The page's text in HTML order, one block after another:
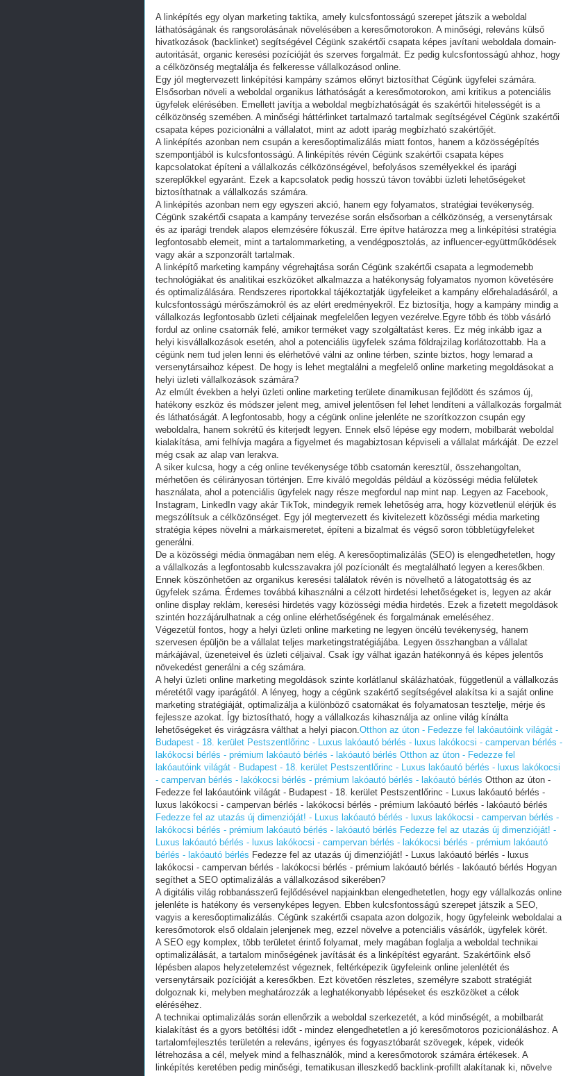
A linképítés egy olyan marketing taktika, amely kulcsfontosságú szerepet játszik a weboldal
láthatóságának és rangsorolásának növelésében a keresőmotorokon. A minőségi, releváns külső
hivatkozások (backlinket) segítségével Cégünk szakértői csapata képes javítani weboldala domain-
autoritását, organic keresési pozícióját és szerves forgalmát. Ez pedig kulcsfontosságú ahhoz, hogy
a célközönség megtalálja és felkeresse vállalkozásod online.
Egy jól megtervezett linképítési kampány számos előnyt biztosíthat Cégünk ügyfelei számára.
Elsősorban növeli a weboldal organikus láthatóságát a keresőmotorokon, ami kritikus a potenciális
ügyfelek elérésében. Emellett javítja a weboldal megbízhatóságát és szakértői hitelességét is a
célközönség szemében. A minőségi háttérlinket tartalmazó tartalmak segítségével Cégünk szakértői
csapata képes pozicionálni a vállalatot, mint az adott iparág megbízható szakértőjét.
A linképítés azonban nem csupán a keresőoptimalizálás miatt fontos, hanem a közösségépítés
szempontjából is kulcsfontosságú. A linképítés révén Cégünk szakértői csapata képes
kapcsolatokat építeni a vállalkozás célközönségével, befolyásos személyekkel és iparági
szereplőkkel egyaránt. Ezek a kapcsolatok pedig hosszú távon további üzleti lehetőségeket
biztosíthatnak a vállalkozás számára.
A linképítés azonban nem egy egyszeri akció, hanem egy folyamatos, stratégiai tevékenység.
Cégünk szakértői csapata a kampány tervezése során elsősorban a célközönség, a versenytársak
és az iparági trendek alapos elemzésére fókuszál. Erre építve határozza meg a linképítési stratégia
legfontosabb elemeit, mint a tartalommarketing, a vendégposztolás, az influencer-együttműködések
vagy akár a szponzorált tartalmak.
A linképítő marketing kampány végrehajtása során Cégünk szakértői csapata a legmodernebb
technológiákat és analitikai eszközöket alkalmazza a hatékonyság folyamatos nyomon követésére
és optimalizálására. Rendszeres riportokkal tájékoztatják ügyfeleiket a kampány előrehaladásáról, a
kulcsfontosságú mérőszámokról és az elért eredményekről. Ez biztosítja, hogy a kampány mindig a
vállalkozás legfontosabb üzleti céljainak megfelelően legyen vezérelve.Egyre több és több vásárló
fordul az online csatornák felé, amikor terméket vagy szolgáltatást keres. Ez még inkább igaz a
helyi kisvállalkozások esetén, ahol a potenciális ügyfelek száma földrajzilag korlátozottabb. Ha a
cégünk nem tud jelen lenni és elérhetővé válni az online térben, szinte biztos, hogy lemarad a
versenytársaihoz képest. De hogy is lehet megtalálni a megfelelő online marketing megoldásokat a
helyi üzleti vállalkozások számára?
Az elmúlt években a helyi üzleti online marketing területe dinamikusan fejlődött és számos új,
hatékony eszköz és módszer jelent meg, amivel jelentősen fel lehet lendíteni a vállalkozás forgalmát
és láthatóságát. A legfontosabb, hogy a cégünk online jelenléte ne szorítkozzon csupán egy
weboldalra, hanem sokrétű és kiterjedt legyen. Ennek első lépése egy modern, mobilbarát weboldal
kialakítása, ami felhívja magára a figyelmet és magabiztosan képviseli a vállalat márkáját. De ezzel
még csak az alap van lerakva.
A siker kulcsa, hogy a cég online tevékenysége több csatornán keresztül, összehangoltan,
mérhetően és célirányosan történjen. Erre kiváló megoldás például a közösségi média felületek
használata, ahol a potenciális ügyfelek nagy része megfordul nap mint nap. Legyen az Facebook,
Instagram, LinkedIn vagy akár TikTok, mindegyik remek lehetőség arra, hogy közvetlenül elérjük és
megszólítsuk a célközönséget. Egy jól megtervezett és kivitelezett közösségi média marketing
stratégia képes növelni a márkaismeretet, építeni a bizalmat és végső soron többletügyfeleket
generálni.
De a közösségi média önmagában nem elég. A keresőoptimalizálás (SEO) is elengedhetetlen, hogy
a vállalkozás a legfontosabb kulcsszavakra jól pozícionált és megtalálható legyen a keresőkben.
Ennek köszönhetően az organikus keresési találatok révén is növelhető a látogatottság és az
ügyfelek száma. Érdemes továbbá kihasználni a célzott hirdetési lehetőségeket is, legyen az akár
online display reklám, keresési hirdetés vagy közösségi média hirdetés. Ezek a fizetett megoldások
szintén hozzájárulhatnak a cég online elérhetőségének és forgalmának emeléséhez.
Végezetül fontos, hogy a helyi üzleti online marketing ne legyen öncélú tevékenység, hanem
szervesen épüljön be a vállalat teljes marketingstratégiájába. Legyen összhangban a vállalat
márkájával, üzeneteivel és üzleti céljaival. Csak így válhat igazán hatékonnyá és képes jelentős
növekedést generálni a cég számára.
A helyi üzleti online marketing megoldások szinte korlátlanul skálázhatóak, függetlenül a vállalkozás
méretétől vagy iparágától. A lényeg, hogy a cégünk szakértő segítségével alakítsa ki a saját online
marketing stratégiáját, optimalizálja a különböző csatornákat és folyamatosan tesztelje, mérje és
fejlessze azokat. Így biztosítható, hogy a vállalkozás kihasználja az online világ kínálta
lehetőségeket és virágzásra válthat a helyi piacon.Otthon az úton - Fedezze fel lakóautóink világát -
Budapest - 18. kerület Pestszentlőrinc - Luxus lakóautó bérlés - luxus lakókocsi - campervan bérlés -
lakókocsi bérlés - prémium lakóautó bérlés - lakóautó bérlés Otthon az úton - Fedezze fel
lakóautóink világát - Budapest - 18. kerület Pestszentlőrinc - Luxus lakóautó bérlés - luxus lakókocsi
- campervan bérlés - lakókocsi bérlés - prémium lakóautó bérlés - lakóautó bérlés Otthon az úton -
Fedezze fel lakóautóink világát - Budapest - 18. kerület Pestszentlőrinc - Luxus lakóautó bérlés -
luxus lakókocsi - campervan bérlés - lakókocsi bérlés - prémium lakóautó bérlés - lakóautó bérlés
Fedezze fel az utazás új dimenzióját! - Luxus lakóautó bérlés - luxus lakókocsi - campervan bérlés -
lakókocsi bérlés - prémium lakóautó bérlés - lakóautó bérlés Fedezze fel az utazás új dimenzióját! -
Luxus lakóautó bérlés - luxus lakókocsi - campervan bérlés - lakókocsi bérlés - prémium lakóautó
bérlés - lakóautó bérlés Fedezze fel az utazás új dimenzióját! - Luxus lakóautó bérlés - luxus
lakókocsi - campervan bérlés - lakókocsi bérlés - prémium lakóautó bérlés - lakóautó bérlés Hogyan
segíthet a SEO optimalizálás a vállalkozásod sikerében?
A digitális világ robbanásszerű fejlődésével napjainkban elengedhetetlen, hogy egy vállalkozás online
jelenléte is hatékony és versenyképes legyen. Ebben kulcsfontosságú szerepet játszik a SEO,
vagyis a keresőoptimalizálás. Cégünk szakértői csapata azon dolgozik, hogy ügyfeleink weboldalai a
keresőmotorok első oldalain jelenjenek meg, ezzel növelve a potenciális vásárlók, ügyfelek körét.
A SEO egy komplex, több területet érintő folyamat, mely magában foglalja a weboldal technikai
optimalizálását, a tartalom minőségének javítását és a linképítést egyaránt. Szakértőink első
lépésben alapos helyzetelemzést végeznek, feltérképezik ügyfeleink online jelenlétét és
versenytársaik pozícióját a keresőkben. Ezt követően részletes, személyre szabott stratégiát
dolgoznak ki, melyben meghatározzák a leghatékonyabb lépéseket és eszközöket a célok
eléréséhez.
A technikai optimalizálás során ellenőrzik a weboldal szerkezetét, a kód minőségét, a mobilbarát
kialakítást és a gyors betöltési időt - mindez elengedhetetlen a jó keresőmotoros pozicionáláshoz. A
tartalomfejlesztés területén a releváns, igényes és fogyasztóbarát szövegek, képek, videók
létrehozása a cél, melyek mind a felhasználók, mind a keresőmotorok számára értékesek. A
linképítés keretében pedig minőségi, tematikusan illeszkedő backlink-profillt alakítanak ki, növelve